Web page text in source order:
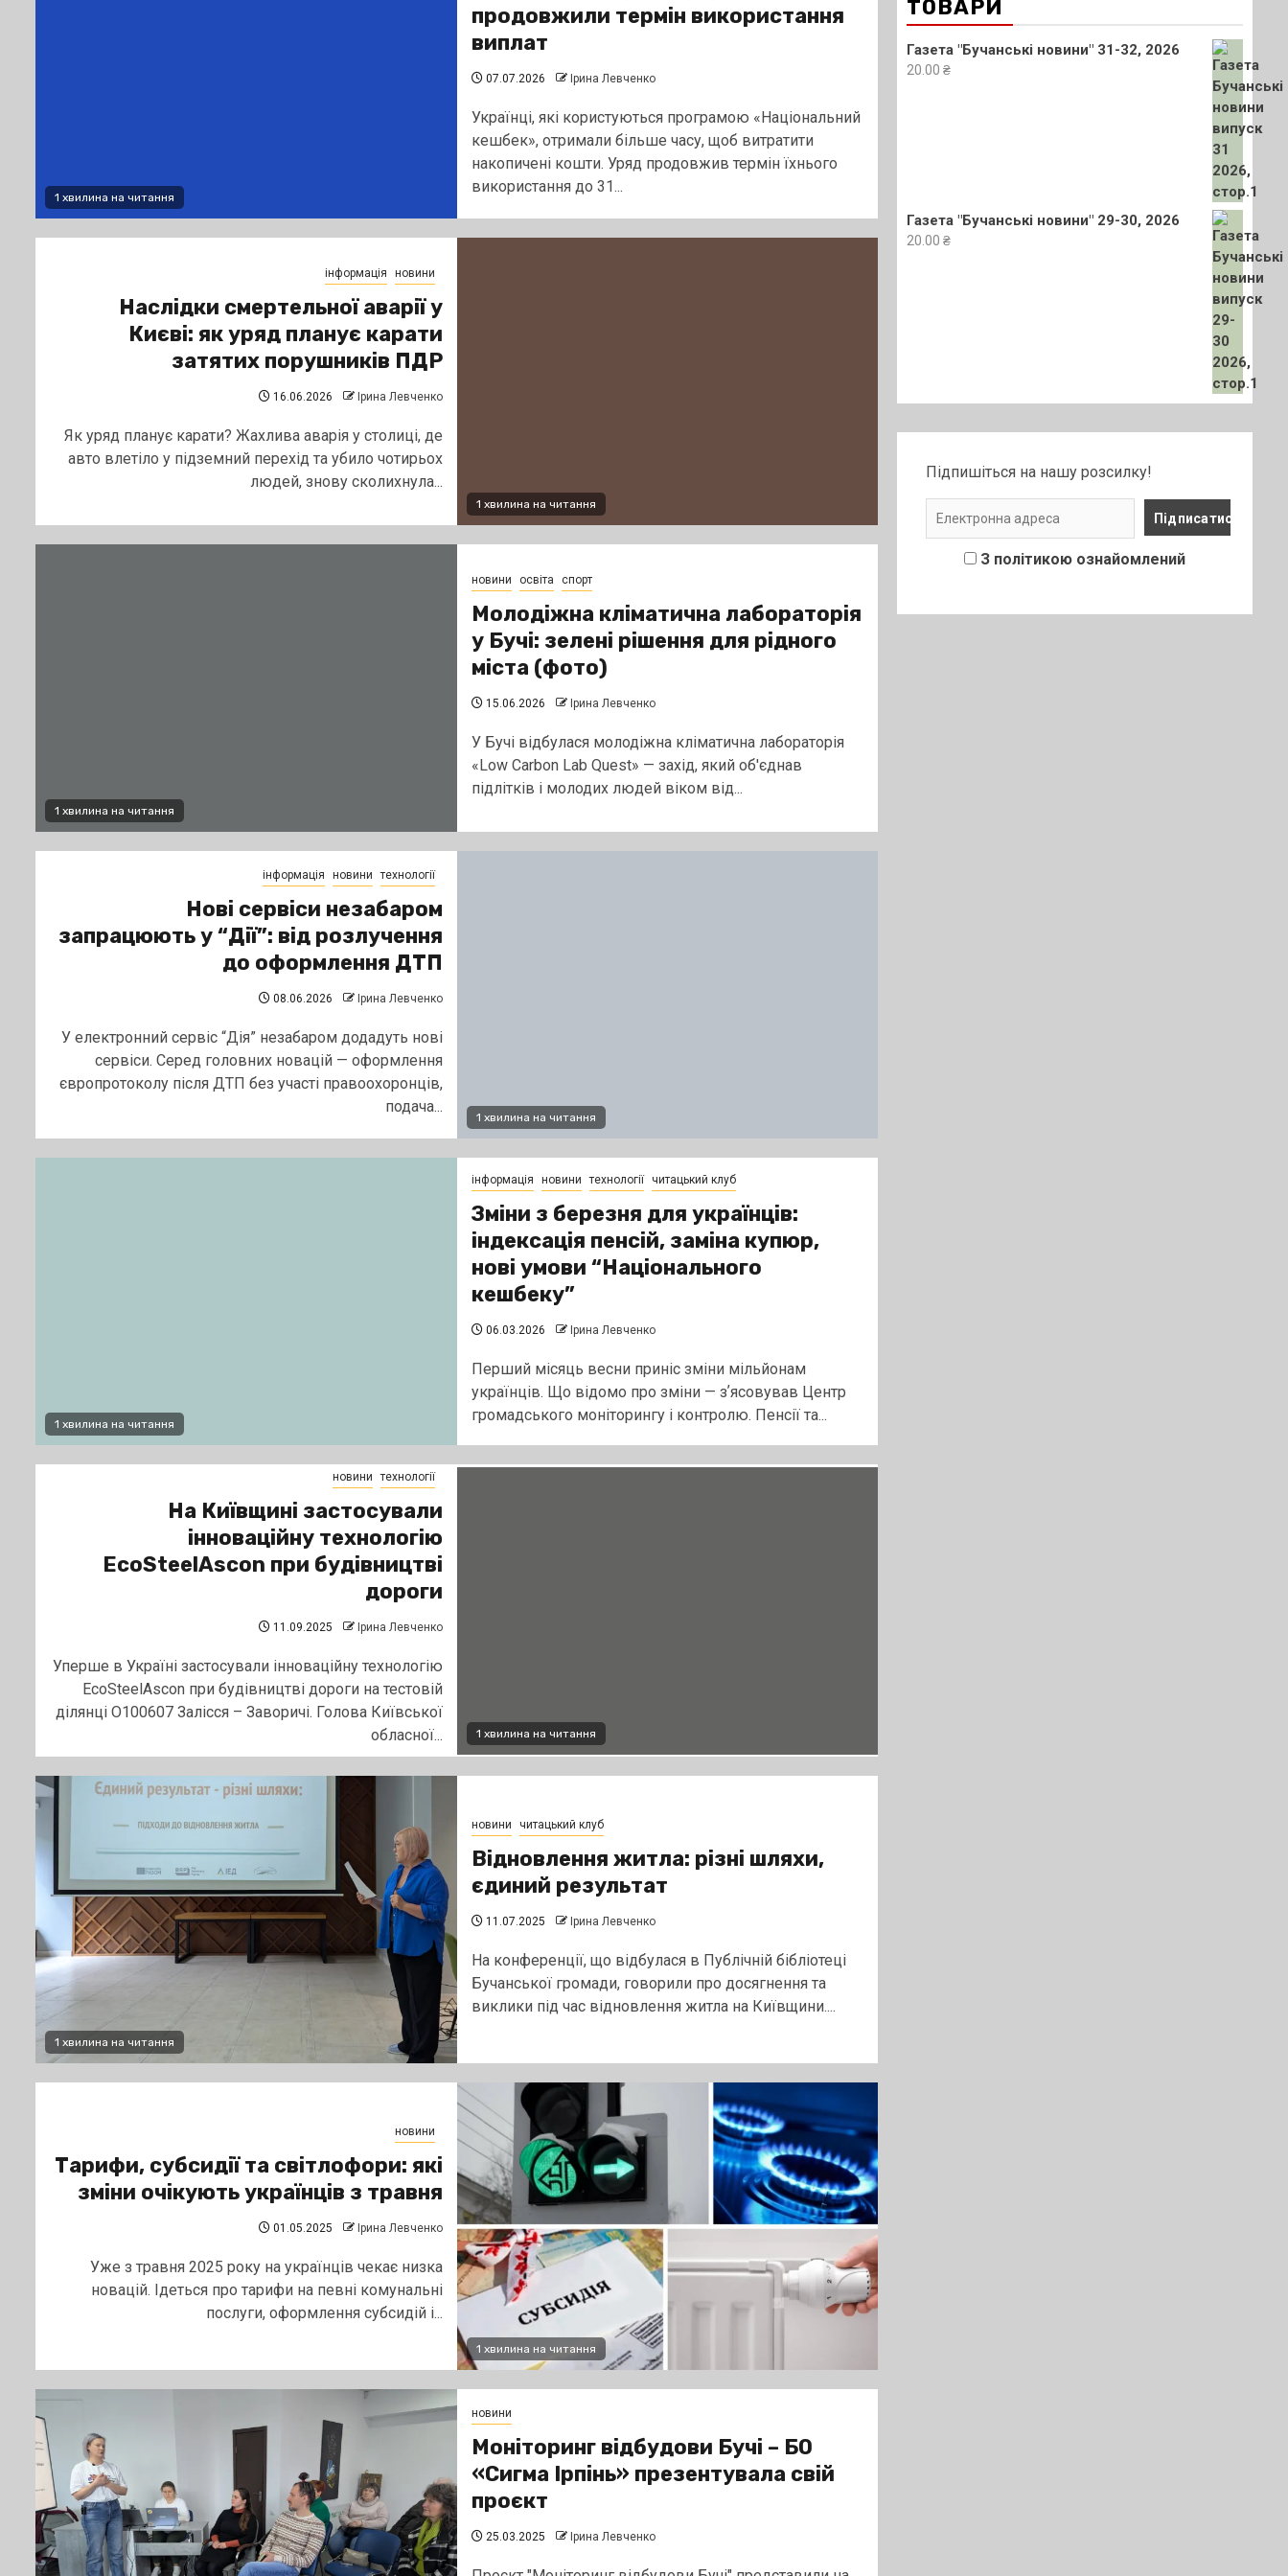
1 хвилина на читання
продовжили термін використання
виплат
07.07.2026 Ірина Левченко
Українці, які користуються програмою «Національний
кешбек», отримали більше часу, щоб витратити
накопичені кошти. Уряд продовжив термін їхнього
використання до 31...
1 хвилина на читання
інформація новини
Наслідки смертельної аварії у
Києві: як уряд планує карати
затятих порушників ПДР
16.06.2026 Ірина Левченко
Як уряд планує карати? Жахлива аварія у столиці, де
авто влетіло у підземний перехід та убило чотирьох
людей, знову сколихнула...
1 хвилина на читання
новини освіта спорт
Молодіжна кліматична лабораторія
у Бучі: зелені рішення для рідного
міста (фото)
15.06.2026 Ірина Левченко
У Бучі відбулася молодіжна кліматична лабораторія
«Low Carbon Lab Quest» — захід, який об'єднав
підлітків і молодих людей віком від...
1 хвилина на читання
інформація новини технології
Нові сервіси незабаром
запрацюють у “Дії”: від розлучення
до оформлення ДТП
08.06.2026 Ірина Левченко
У електронний сервіс “Дія” незабаром додадуть нові
сервіси. Серед головних новацій — оформлення
європротоколу після ДТП без участі правоохоронців,
подача...
1 хвилина на читання
інформація новини технології читацький клуб
Зміни з березня для українців:
індексація пенсій, заміна купюр,
нові умови “Національного
кешбеку”
06.03.2026 Ірина Левченко
Перший місяць весни приніс зміни мільйонам
українців. Що відомо про зміни — зʼясовував Центр
громадського моніторингу і контролю. Пенсії та...
1 хвилина на читання
новини технології
На Київщині застосували
інноваційну технологію
EcoSteelAscon при будівництві
дороги
11.09.2025 Ірина Левченко
Уперше в Україні застосували інноваційну технологію
EcoSteelAscon при будівництві дороги на тестовій
ділянці О100607 Залісся – Заворичі. Голова Київської
обласної...
1 хвилина на читання
новини читацький клуб
Відновлення житла: різні шляхи,
єдиний результат
11.07.2025 Ірина Левченко
На конференції, що відбулася в Публічній бібліотеці
Бучанської громади, говорили про досягнення та
виклики під час відновлення житла на Київщини....
1 хвилина на читання
новини
Тарифи, субсидії та світлофори: які
зміни очікують українців з травня
01.05.2025 Ірина Левченко
Уже з травня 2025 року на українців чекає низка
новацій. Ідеться про тарифи на певні комунальні
послуги, оформлення субсидій і...
новини
Моніторинг відбудови Бучі – БО
«Сигма Ірпінь» презентувала свій
проєкт
25.03.2025 Ірина Левченко
ТОВАРИ
Газета "Бучанські новини" 31-32, 2026
20.00 ₴
Газета "Бучанські новини" 29-30, 2026
20.00 ₴
Підпишіться на нашу розсилку!
З політикою ознайомлений